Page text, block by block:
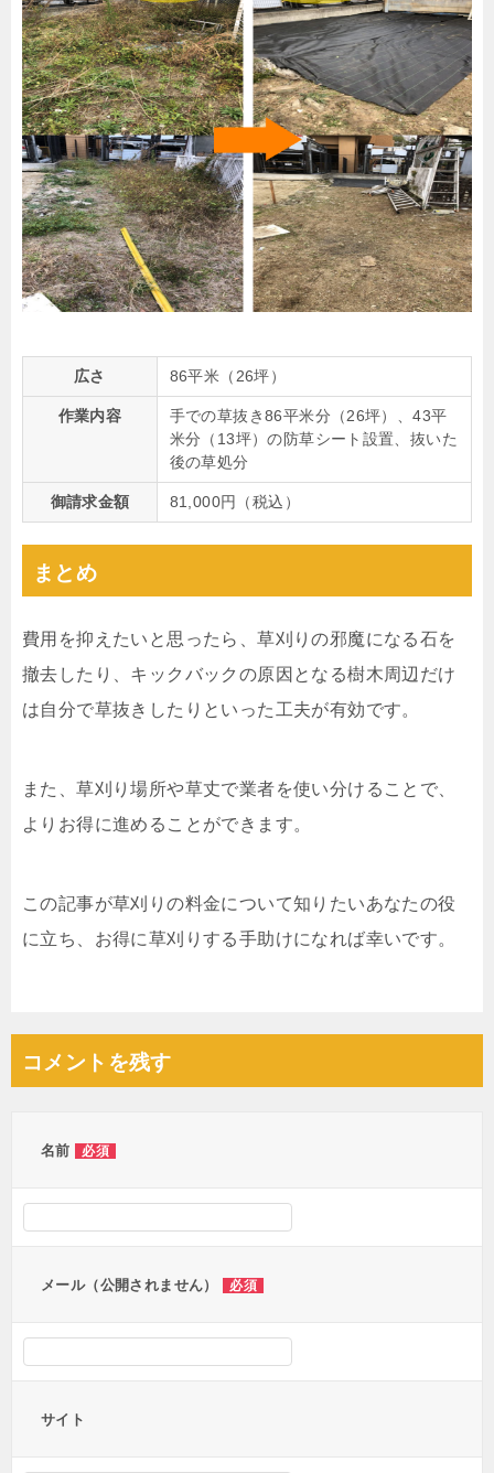
広さ 86平米（26坪）
作業内容
手での草抜き86平米分（26坪）、43平
米分（13坪）の防草シート設置、抜いた
後の草処分
御請求金額 81,000円（税込）
まとめ
費用を抑えたいと思ったら、草刈りの邪魔になる石を
撤去したり、キックバックの原因となる樹木周辺だけ
は自分で草抜きしたりといった工夫が有効です。
また、草刈り場所や草丈で業者を使い分けることで、
よりお得に進めることができます。
この記事が草刈りの料金について知りたいあなたの役
に立ち、お得に草刈りする手助けになれば幸いです。
コメントを残す
名前 必須
メール（公開されません） 必須
サイト